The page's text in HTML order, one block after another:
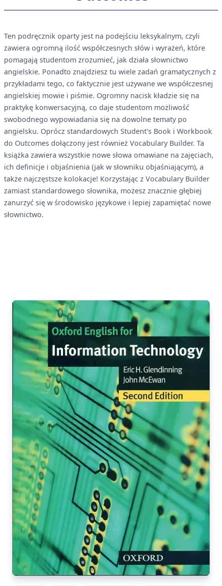
Ten podręcznik oparty jest na podejściu leksykalnym, czyli
zawiera ogromną ilość współczesnych słów i wyrażeń, które
pomagają studentom zrozumieć, jak działa słownictwo
angielskie. Ponadto znajdziesz tu wiele zadań gramatycznych z
przykładami tego, co faktycznie jest używane we współczesnej
angielskiej mowie i piśmie. Ogromny nacisk kładzie się na
praktykę konwersacyjną, co daje studentom możliwość
swobodnego wypowiadania się na dowolne tematy po
angielsku. Oprócz standardowych Student's Book i Workbook
do Outcomes dołączony jest również Vocabulary Builder. Ta
książka zawiera wszystkie nowe słowa omawiane na zajęciach,
ich definicje i objaśnienia (jak w słowniku objaśniającym), a
także najczęstsze kolokacje! Korzystając z Vocabulary Builder
zamiast standardowego słownika, możesz znacznie głębiej
zanurzyć się w środowisko językowe i lepiej zapamiętać nowe
słownictwo.